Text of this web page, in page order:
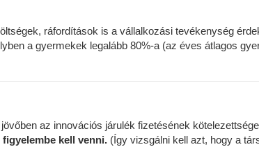
ráfordítások is a vállalkozási tevékenység
a gyermekek legalább 80%-a (az éves átlagos
az innovációs járulék fizetésének
kell venni. (Így vizsgálni kell azt, hogy a